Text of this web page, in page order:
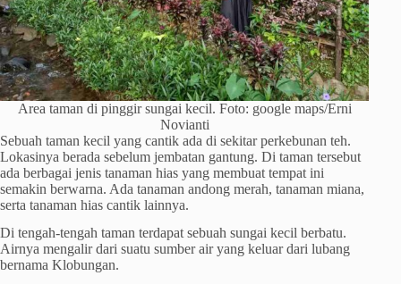
Area taman di pinggir sungai kecil. Foto: google maps/Erni
Novianti
Sebuah taman kecil yang cantik ada di sekitar perkebunan teh.
Lokasinya berada sebelum jembatan gantung. Di taman tersebut
ada berbagai jenis tanaman hias yang membuat tempat ini
semakin berwarna. Ada tanaman andong merah, tanaman miana,
serta tanaman hias cantik lainnya.
Di tengah-tengah taman terdapat sebuah sungai kecil berbatu.
Airnya mengalir dari suatu sumber air yang keluar dari lubang
bernama Klobungan.